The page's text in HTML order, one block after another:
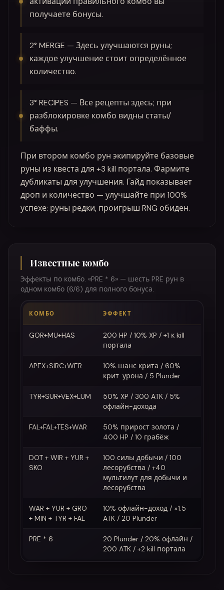
получаете бонусы.
2° MERGE — Здесь улучшаются руны;
каждое улучшение стоит определённое
количество.
3° RECIPES — Все рецепты здесь; при
разблокировке комбо видны статы/
баффы.
При втором комбо рун экипируйте базовые
руны из квеста для +3 kill портала. Фармите
дубликаты для улучшения. Гайд показывает
дроп и количество — улучшайте при 100%
успехе: руны редки, проигрыш RNG обиден.
Известные комбо
Эффекты по комбо. «PRE * 6» — шесть PRE рун в
одном комбо (6/6) для полного бонуса.
КОМБО ЭФФЕКТ
GOR+MU+HAS
200 HP / 10% XP / +1 к kill
портала
APEX+SIRC+WER
10% шанс крита / 60%
крит. урона / 5 Plunder
TYR+SUR+VEX+LUM
50% XP / 300 ATK / 5%
офлайн-дохода
FAL+FAL+TES+WAR
50% прирост золота /
400 HP / 10 грабёж
DOT + WIR + YUR +
SKO
100 силы добычи / 100
лесорубства / +40
мультилут для добычи и
лесорубства
WAR + YUR + GRO
+ MIN + TYR + FAL
10% офлайн-доход / ×1.5
ATK / 20 Plunder
PRE * 6
20 Plunder / 20% офлайн /
200 ATK / +2 kill портала